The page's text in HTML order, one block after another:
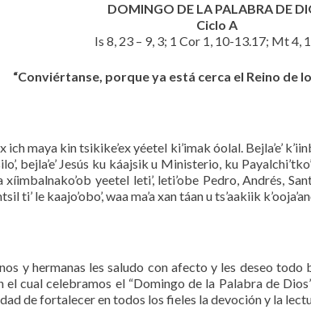
DOMINGO DE LA PALABRA DE
Ciclo A
Is 8, 23 – 9, 3; 1 Cor 1, 10-13.17; Mt 4,
“Conviértanse, porque ya está cerca el Reino de
ich maya kin tsikike’ex yéetel ki’imak óolal. Bejla’e’
bejla’e’ Jesús ku káajsik u Ministerio, ku
xíimbalnako’ob yeetel leti’, leti’obe Pedro, Andrés,
ti’ le kaajo’obo’, waa ma’a xan táan u ts’aakiik
y hermanas les saludo con afecto y les deseo todo
cual celebramos el “Domingo de la Palabra de
de fortalecer en todos los fieles la devoción y la